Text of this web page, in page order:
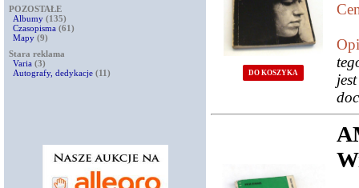
POZOSTAŁE
Albumy (135)
Czasopisma (61)
Mapy (9)
Stara reklama
Varia (3)
Autografy, dedykacje (11) DO KOSZYKA